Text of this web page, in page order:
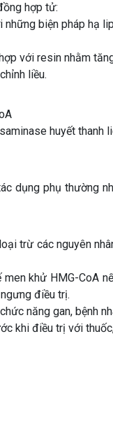
hợp tử:
biện pháp hạ
với resin nhằm
liều.
huyết thanh
dụng phụ thường
trừ các nguyên
khử HMG-CoA
điều trị.
năng gan, bệnh
khi điều trị với